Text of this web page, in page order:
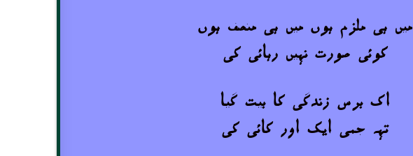
میں ہی ملزم ہوں میں ہی منصف ہوں
کوئی صورت نہیں رہائی کی
اک برس زندگی کا بیت گیا
تہہ جمی ایک اور کائی کی